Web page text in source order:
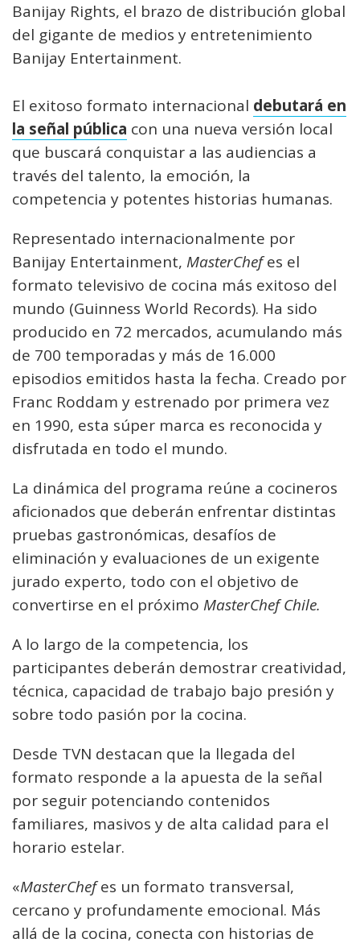
Banijay Rights, el brazo de distribución global
del gigante de medios y entretenimiento
Banijay Entertainment.
El exitoso formato internacional debutará en
la señal pública con una nueva versión local
que buscará conquistar a las audiencias a
través del talento, la emoción, la
competencia y potentes historias humanas.
Representado internacionalmente por
Banijay Entertainment, MasterChefes el
formato televisivo de cocina más exitoso del
mundo (Guinness World Records). Ha sido
producido en 72 mercados, acumulando más
de 700 temporadas y más de 16.000
episodios emitidos hasta la fecha. Creado por
Franc Roddam y estrenado por primera vez
en 1990, esta súper marca es reconocida y
disfrutada en todo el mundo.
La dinámica del programa reúne a cocineros
aficionados que deberán enfrentar distintas
pruebas gastronómicas, desafíos de
eliminación y evaluaciones de un exigente
jurado experto, todo con el objetivo de
convertirse en el próximo MasterChef Chile.
A lo largo de la competencia, los
participantes deberán demostrar creatividad,
técnica, capacidad de trabajo bajo presión y
sobre todo pasión por la cocina.
Desde TVN destacan que la llegada del
formato responde a la apuesta de la señal
por seguir potenciando contenidos
familiares, masivos y de alta calidad para el
horario estelar.
«MasterChefes un formato transversal,
cercano y profundamente emocional. Más
allá de la cocina, conecta con historias de